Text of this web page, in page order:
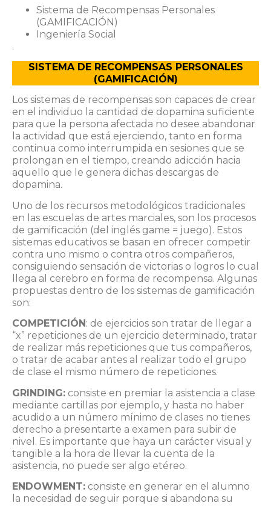
Sistema de Recompensas Personales
(GAMIFICACIÓN)
Ingeniería Social
.
SISTEMA DE RECOMPENSAS PERSONALES
(GAMIFICACIÓN)
Los sistemas de recompensas son capaces de crear
en el individuo la cantidad de dopamina suficiente
para que la persona afectada no desee abandonar
la actividad que está ejerciendo, tanto en forma
continua como interrumpida en sesiones que se
prolongan en el tiempo, creando adicción hacia
aquello que le genera dichas descargas de
dopamina.
Uno de los recursos metodológicos tradicionales
en las escuelas de artes marciales, son los procesos
de gamificación (del inglés game = juego). Estos
sistemas educativos se basan en ofrecer competir
contra uno mismo o contra otros compañeros,
consiguiendo sensación de victorias o logros lo cual
llega al cerebro en forma de recompensa. Algunas
propuestas dentro de los sistemas de gamificación
son:
COMPETICIÓN : de ejercicios son tratar de llegar a
“x” repeticiones de un ejercicio determinado, tratar
de realizar más repeticiones que tus compañeros,
o tratar de acabar antes al realizar todo el grupo
de clase el mismo número de repeticiones.
GRINDING: consiste en premiar la asistencia a clase
mediante cartillas por ejemplo, y hasta no haber
acudido a un número mínimo de clases no tienes
derecho a presentarte a examen para subir de
nivel. Es importante que haya un carácter visual y
tangible a la hora de llevar la cuenta de la
asistencia, no puede ser algo etéreo.
ENDOWMENT: consiste en generar en el alumno
la necesidad de seguir porque si abandona su